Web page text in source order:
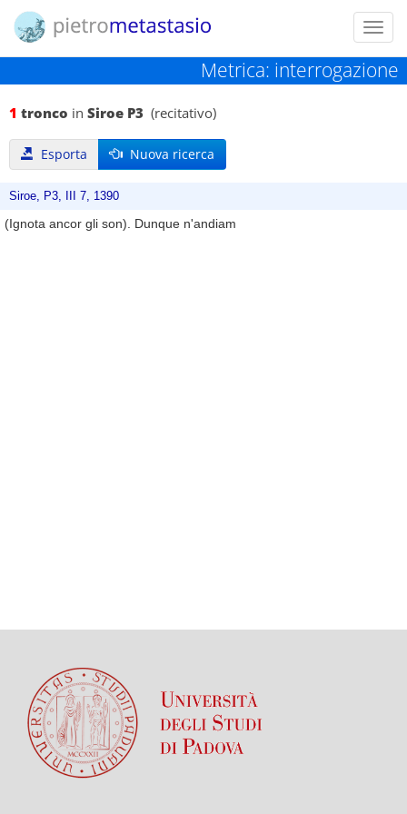
Metrica: interrogazione
1 tronco in Siroe P3 (recitativo)
Esporta Nuova ricerca
Siroe, P3, III 7, 1390
(Ignota ancor gli son). Dunque n'andiam